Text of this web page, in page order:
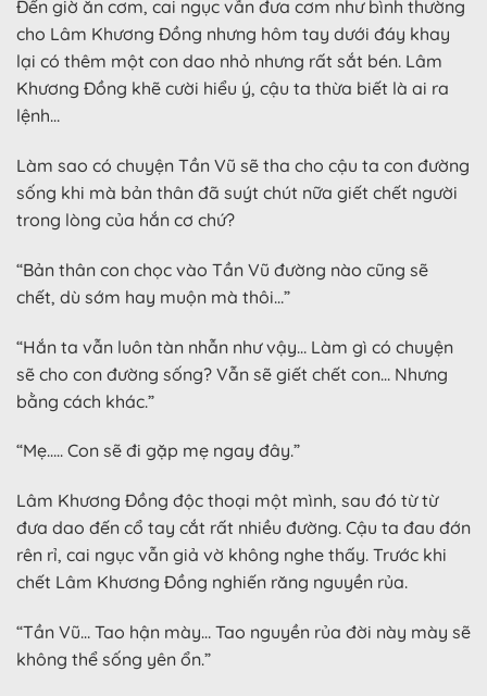
Đến giờ ăn cơm, cai ngục vẫn đưa cơm như bình thường
cho Lâm Khương Đồng nhưng hôm tay dưới đáy khay
lại có thêm một con dao nhỏ nhưng rất sắt bén. Lâm
Khương Đồng khẽ cười hiểu ý, cậu ta thừa biết là ai ra
lệnh…
Làm sao có chuyện Tần Vũ sẽ tha cho cậu ta con đường
sống khi mà bản thân đã suýt chút nữa giết chết người
trong lòng của hắn cơ chứ?
“Bản thân con chọc vào Tần Vũ đường nào cũng sẽ
chết, dù sớm hay muộn mà thôi…”
“Hắn ta vẫn luôn tàn nhẫn như vậy… Làm gì có chuyện
sẽ cho con đường sống? Vẫn sẽ giết chết con… Nhưng
bằng cách khác.”
“Mẹ….. Con sẽ đi gặp mẹ ngay đây.”
Lâm Khương Đồng độc thoại một mình, sau đó từ từ
đưa dao đến cổ tay cắt rất nhiều đường. Cậu ta đau đớn
rên rỉ, cai ngục vẫn giả vờ không nghe thấy. Trước khi
chết Lâm Khương Đồng nghiến răng nguyền rủa.
“Tần Vũ… Tao hận mày… Tao nguyền rủa đời này mày sẽ
không thể sống yên ổn.”